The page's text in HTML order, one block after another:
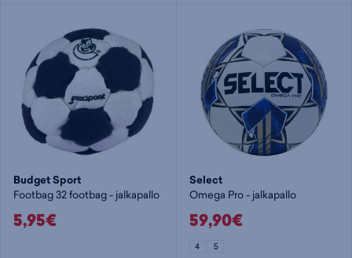
Budget Sport
Footbag 32 footbag - jalkapallo
5,95€
Select
Omega Pro - jalkapallo
59,90€
4 5